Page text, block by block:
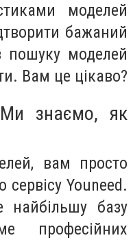
моделей
бажаний
пошуку моделей
Вам це цікаво?
знаємо, як
вам просто
сервісу Youneed.
базу
професійних